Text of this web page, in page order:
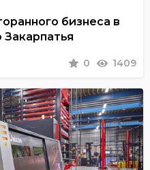
бизнеса в
Закарпатья
0 1409